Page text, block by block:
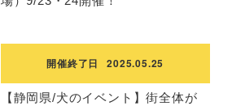
開催終了日 2025.05.25
【静岡県/犬のイベント】街全体が